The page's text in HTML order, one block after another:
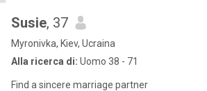
Susie, 37
Myronivka, Kiev, Ucraina
Alla ricerca di: Uomo 38 - 71
Find a sincere marriage partner